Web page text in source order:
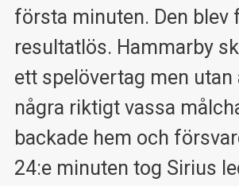
första minuten. Den blev
resultatlös. Hammarby
ett spelövertag men utan
några riktigt vassa
backade hem och
24:e minuten tog Sirius